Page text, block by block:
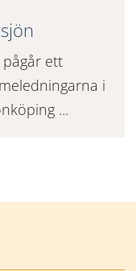
ett
i
...